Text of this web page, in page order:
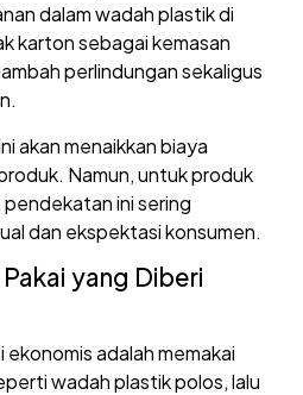
dalam wadah plastik di
karton sebagai kemasan
perlindungan sekaligus
akan menaikkan biaya
Namun, untuk produk
ini sering
dan ekspektasi konsumen.
yang Diberi
ekonomis adalah memakai
wadah plastik polos, lalu